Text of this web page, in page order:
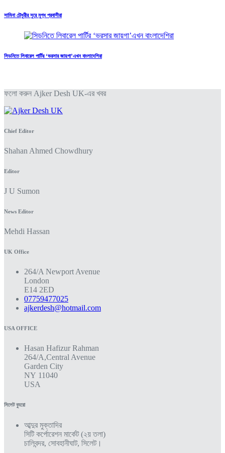
সামিনা চৌধুরীর সুরে মুগ্ধ প্রবাসীরা
সিডনিতে লিবারেল পার্টির ‘ভরসার জায়গা’এখন বাংলাদেশিরা
ফলো করুন Ajker Desh UK-এর খবর
Chief Editor
Shahan Ahmed Chowdhury
Editor
J U Sumon
News Editor
Mehdi Hassan
UK Office
264/A Newport Avenue
London
E14 2ED
07759477025
ajkerdesh@hotmail.com
USA OFFICE
Hasan Hafizur Rahman
264/A,Central Avenue
Garden City
NY 11040
USA
সিলেট ব্যুরো
আব্দুর মুক্তাদির
সিটি কর্পোরেশন মার্কেট (২য় তলা)
চালিবন্দর, সোবহানীঘাট, সিলেট।